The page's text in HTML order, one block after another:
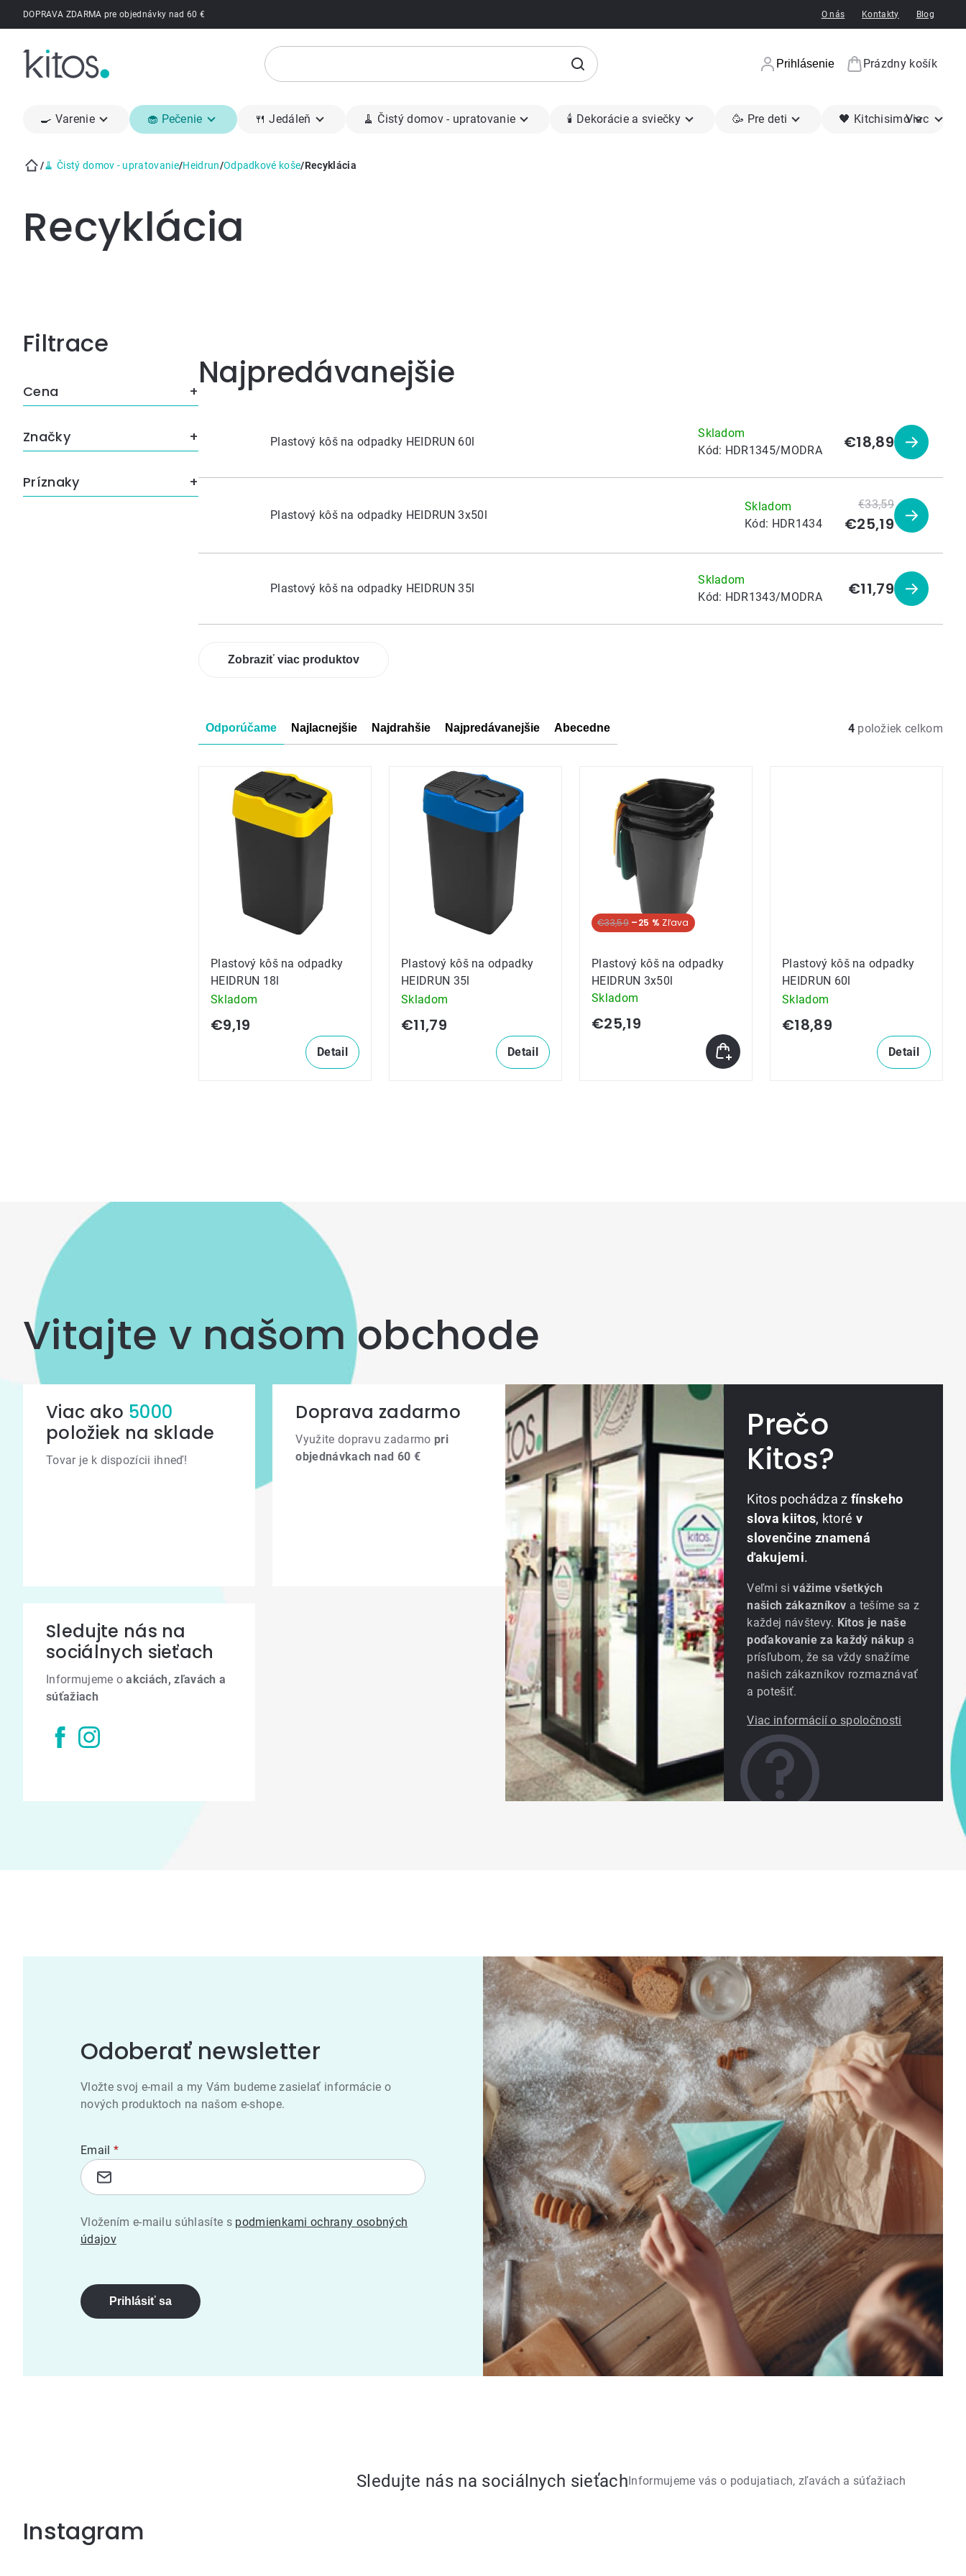
PrejsťDOPRAVA ZDARMA pre objednávky nad 60 € O nás Kontakty Blog
Prihlásenie
Nákupný
Prázdny košík
🍳 Varenie 🧁 Pečenie 🍴 Jedáleň 🧹 Čistý domov - upratovanie 🕯 Dekorácie a sviečky 🥳 Pre deti 🖤 KitchisimoViac
/🧹 Čistý domov - upratovanie/Heidrun/Odpadkové koše/Recyklácia
Recyklácia
Bočný
panel
Cena
Príznaky
Značky
Najpredávanejšie
Plastový kôš na odpadky HEIDRUN 60l
Skladom
Kód: HDR1345/MODRA €18,89
Zobraziť
Plastový kôš na odpadky HEIDRUN 3x50l
Skladom
Kód: HDR1434
€33,59
€25,19
Zobraziť
Plastový kôš na odpadky HEIDRUN 35l
Skladom
Kód: HDR1343/MODRA €11,79
Zobraziť
Zobraziť viac produktov
Radenie
produktov
Odporúčame Najlacnejšie Najdrahšie Najpredávanejšie Abecedne 4položiek celkom
Výpis
produktov
Plastový kôš na odpadky
HEIDRUN 18l
Skladom
€9,19
Detail
Plastový kôš na odpadky
HEIDRUN 35l
Skladom
€11,79
Detail
€33,59 –25 %
Plastový kôš na odpadky
HEIDRUN 3x50l
Skladom
€25,19
Plastový kôš na odpadky
HEIDRUN 60l
Skladom
€18,89
Detail
Vitajte v našom obchode
Viac ako 5000
položiek na sklade
Tovar je k dispozícii ihneď!
Doprava zadarmo
Využite dopravu zadarmo pri
objednávkach nad 60 €
Sledujte nás na
sociálnych sieťach
Informujeme oakciách, zľavách a
súťažiach
Prečo
Kitos?
Kitos pochádza z fínskeho
slova kiitos, ktoré v
slovenčine znamená
ďakujemi.
Veľmi sivážime všetkých
našich zákazníkov a tešíme sa z
každej návštevy. Kitos je naše
poďakovanie za každý nákup a
prísľubom, že sa vždy snažíme
našich zákazníkov rozmaznávať
a potešiť.
Viac informácií o spoločnosti
Odoberať newsletter
Vložte svoj e-mail a my Vám budeme zasielať informácie o
nových produktoch na našom e-shope.
Email
Vložením e-mailu súhlasíte s podmienkami ochrany osobných
údajov
Prihlásiť sa
Sledujte nás na sociálnych sieťachInformujeme vás o podujatiach, zľavách a súťažiach
Instagram